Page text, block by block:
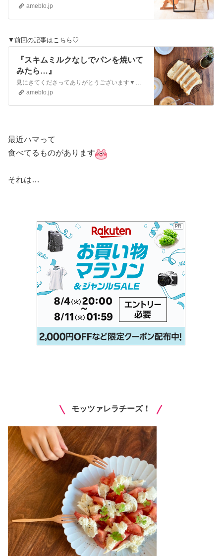
ameblo.jp
▼前回の記事はこちら♡
『スキムミルクなしでパンを焼いて
みたら…』
見にきてくださってありがとうございます▼自己紹介はこちら♡『改めまして。』改めまして。アラフォー専業主婦Ｒ.です長男を妊娠してから専業主婦になって現在、専業主…
ameblo.jp
最近ハマって
食べてるものがあります
それは…
PR
モッツァレラチーズ！